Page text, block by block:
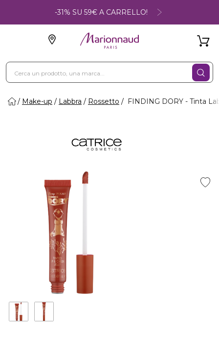
-31% SU 59€ A CARRELLO!
Make-up Labbra Rossetto FINDING DORY - Tinta